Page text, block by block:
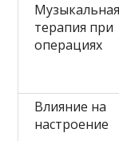
Музыкальная
терапия при
операциях
Влияние на
настроение